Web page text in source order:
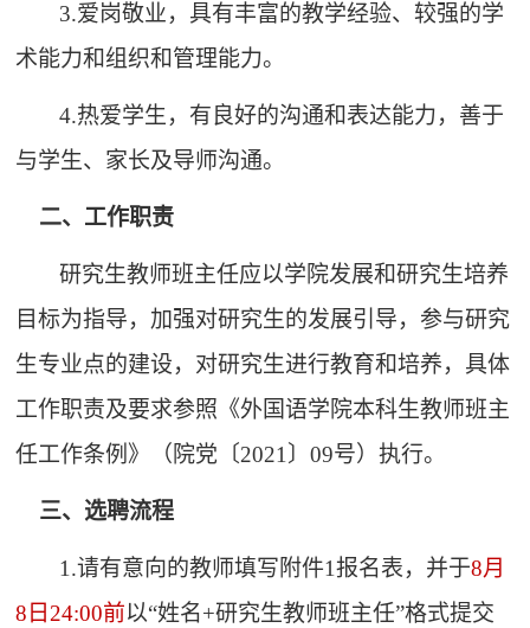
3.爱岗敬业，具有丰富的教学经验、较强的学
术能力和组织和管理能力。
4.热爱学生，有良好的沟通和表达能力，善于
与学生、家长及导师沟通。
二、工作职责
研究生教师班主任应以学院发展和研究生培养
目标为指导，加强对研究生的发展引导，参与研究
生专业点的建设，对研究生进行教育和培养，具体
工作职责及要求参照《外国语学院本科生教师班主
任工作条例》（院党〔2021〕09号）执行。
三、选聘流程
1.请有意向的教师填写附件1报名表，并于8月
8 日24:00前以“姓名+研究生教师班主任”格式提交